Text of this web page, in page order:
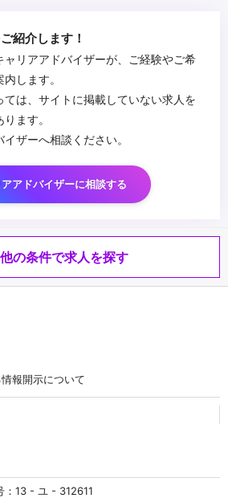
紹介します！
ャリアアドバイザーが、ご経験やご希
します。
は、サイトに掲載していない求人を
ます。
ザーへ相談ください。
アドバイザーに相談する
他の条件で求人を探す
報開示について
：13 - ユ - 312611